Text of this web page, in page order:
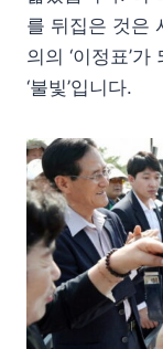
를 뒤집은 것은
의의 ‘이정표’
‘불빛’입니다.